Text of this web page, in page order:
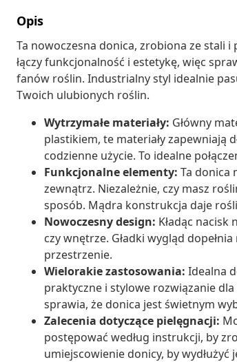
Opis
Ta nowoczesna donica, zrobiona ze stali
łączy funkcjonalność i estetykę, więc
fanów roślin. Industrialny styl idealnie
Twoich ulubionych roślin.
Wytrzymałe materiały: Główny
plastikiem, te materiały zapewniają
codzienne użycie. To idealne
Funkcjonalne elementy: Ta donica
zewnątrz. Niezależnie, czy masz
sposób. Mądra konstrukcja daje
Nowoczesny design: Kładąc
czy wnętrze. Gładki wygląd
przestrzenie.
Wielorakie zastosowania: Idealna
praktyczne i stylowe rozwiązanie
sprawia, że donica jest świetnym
Zalecenia dotyczące pielęgnacji:
postępować według instrukcji, by
umiejscowienie donicy, by